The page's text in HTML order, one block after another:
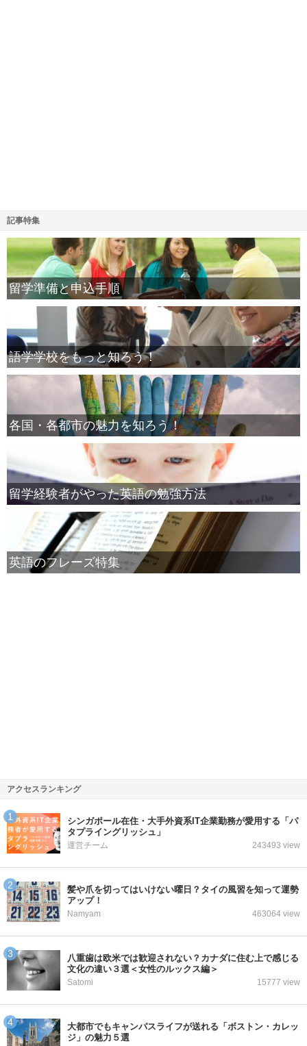
記事特集
留学準備と申込手順
語学学校をもっと知ろう！
各国・各都市の魅力を知ろう！
留学経験者がやった英語の勉強方法
英語のフレーズ特集
アクセスランキング
シンガポール在住・大手外資系IT企業勤務が愛用する「パ
タプライングリッシュ」
運営チーム 243493 view
髪や爪を切ってはいけない曜日？タイの風習を知って運勢
アップ！
Namyam 463064 view
八重歯は欧米では歓迎されない？カナダに住む上で感じる
文化の違い３選＜女性のルックス編＞
Satomi 15777 view
大都市でもキャンパスライフが送れる「ボストン・カレッ
ジ」の魅力５選